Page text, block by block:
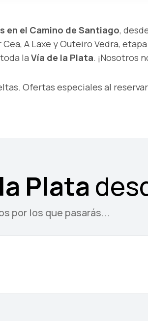
en el Camino de Santiago,
A Laxe y Outeiro Vedra,
la Vía de la Plata. ¡Nosotros
Ofertas especiales al
Plata
por los que pasarás...